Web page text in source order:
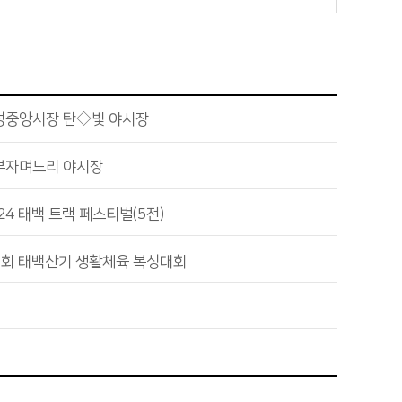
중앙시장 탄◇빛 야시장
자며느리 야시장
태백 트랙 페스티벌(5전)
태백산기 생활체육 복싱대회